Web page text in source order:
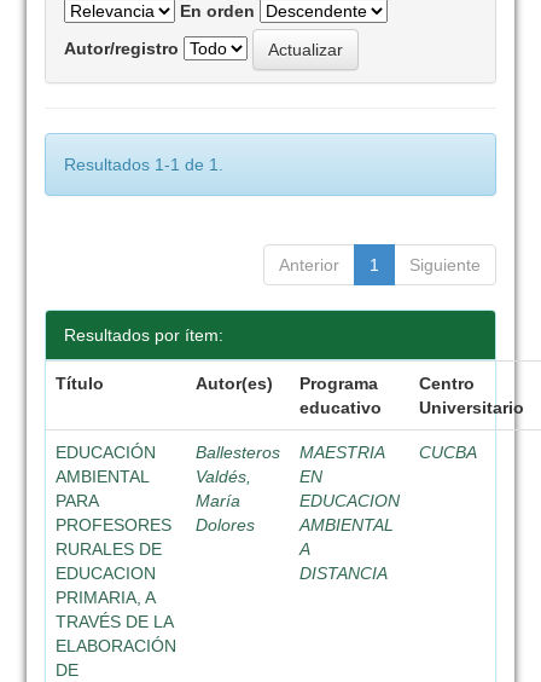
En orden
Autor/registro
Resultados 1-1 de 1.
Anterior 1 Siguiente
Resultados por ítem:
Título Autor(es)
Programa
educativo
Centro
Universitario
EDUCACIÓN
AMBIENTAL
PARA
PROFESORES
RURALES DE
EDUCACION
PRIMARIA, A
TRAVÉS DE LA
ELABORACIÓN
DE
Ballesteros
Valdés,
María
Dolores
MAESTRIA
EN
EDUCACION
AMBIENTAL
A
DISTANCIA
CUCBA